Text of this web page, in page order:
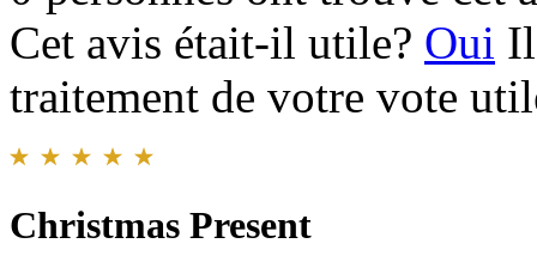
Cet avis était-il utile? Oui
traitement de votre vote
Christmas Present